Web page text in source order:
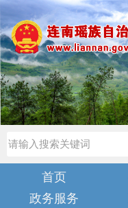
首页
政务服务